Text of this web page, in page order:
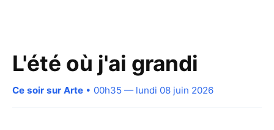
L'été où j'ai grandi
Ce soir sur Arte • 00h35 — lundi 08 juin 2026